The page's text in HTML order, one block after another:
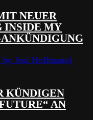
NEUER
INSIDE MY
KÜNDIGEN
AN